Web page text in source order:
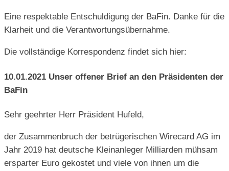
Eine respektable Entschuldigung der BaFin. Danke für die
Klarheit und die Verantwortungsübernahme.
Die vollständige Korrespondenz findet sich hier:
10.01.2021 Unser offener Brief an den Präsidenten der
BaFin
Sehr geehrter Herr Präsident Hufeld,
der Zusammenbruch der betrügerischen Wirecard AG im
Jahr 2019 hat deutsche Kleinanleger Milliarden mühsam
ersparter Euro gekostet und viele von ihnen um die